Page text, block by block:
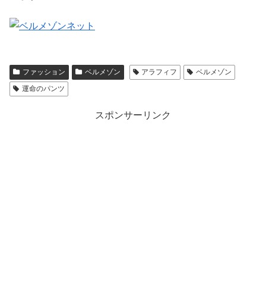
ファッション ベルメゾン アラフィフ
ベルメゾン
運命のパンツ
スポンサーリンク